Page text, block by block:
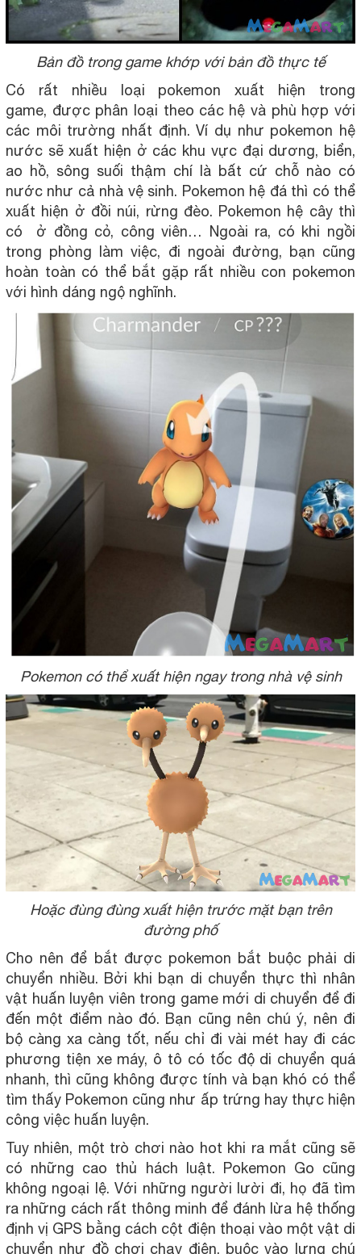
Bản đồ trong game khớp với bản đồ thực tế
Có rất nhiều loại pokemon xuất hiện trong
game, được phân loại theo các hệ và phù hợp với
các môi trường nhất định. Ví dụ như pokemon hệ
nước sẽ xuất hiện ở các khu vực đại dương, biển,
ao hồ, sông suối thậm chí là bất cứ chỗ nào có
nước như cả nhà vệ sinh. Pokemon hệ đá thì có thể
xuất hiện ở đồi núi, rừng đèo. Pokemon hệ cây thì
có ở đồng cỏ, công viên… Ngoài ra, có khi ngồi
trong phòng làm việc, đi ngoài đường, bạn cũng
hoàn toàn có thể bắt gặp rất nhiều con pokemon
với hình dáng ngộ nghĩnh.
Pokemon có thể xuất hiện ngay trong nhà vệ sinh
Hoặc đùng đùng xuất hiện trước mặt bạn trên
đường phố
Cho nên để bắt được pokemon bắt buộc phải di
chuyển nhiều. Bởi khi bạn di chuyển thực thì nhân
vật huấn luyện viên trong game mới di chuyển để đi
đến một điểm nào đó. Bạn cũng nên chú ý, nên đi
bộ càng xa càng tốt, nếu chỉ đi vài mét hay đi các
phương tiện xe máy, ô tô có tốc độ di chuyển quá
nhanh, thì cũng không được tính và bạn khó có thể
tìm thấy Pokemon cũng như ấp trứng hay thực hiện
công việc huấn luyện.
Tuy nhiên, một trò chơi nào hot khi ra mắt cũng sẽ
có những cao thủ hách luật. Pokemon Go cũng
không ngoại lệ. Với những người lười đi, họ đã tìm
ra những cách rất thông minh để đánh lừa hệ thống
định vị GPS bằng cách cột điện thoại vào một vật di
chuyển như đồ chơi chạy điện, buộc vào lưng chú